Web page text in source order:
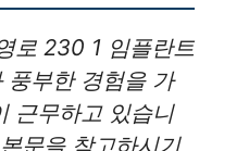
로 230 1 임플란트
풍부한 경험을 가
근무하고 있습니
문을 참고하시기